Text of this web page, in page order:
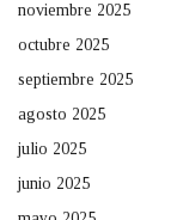
noviembre 2025
octubre 2025
septiembre 2025
agosto 2025
julio 2025
junio 2025